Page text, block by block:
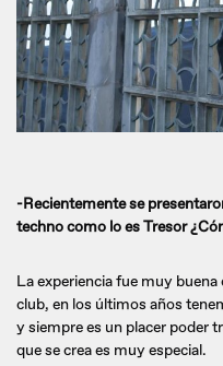
-Recientemente se
techno como lo es Tresor
La experiencia fue muy
club, en los últimos años
y siempre es un placer poder
que se crea es muy especial.